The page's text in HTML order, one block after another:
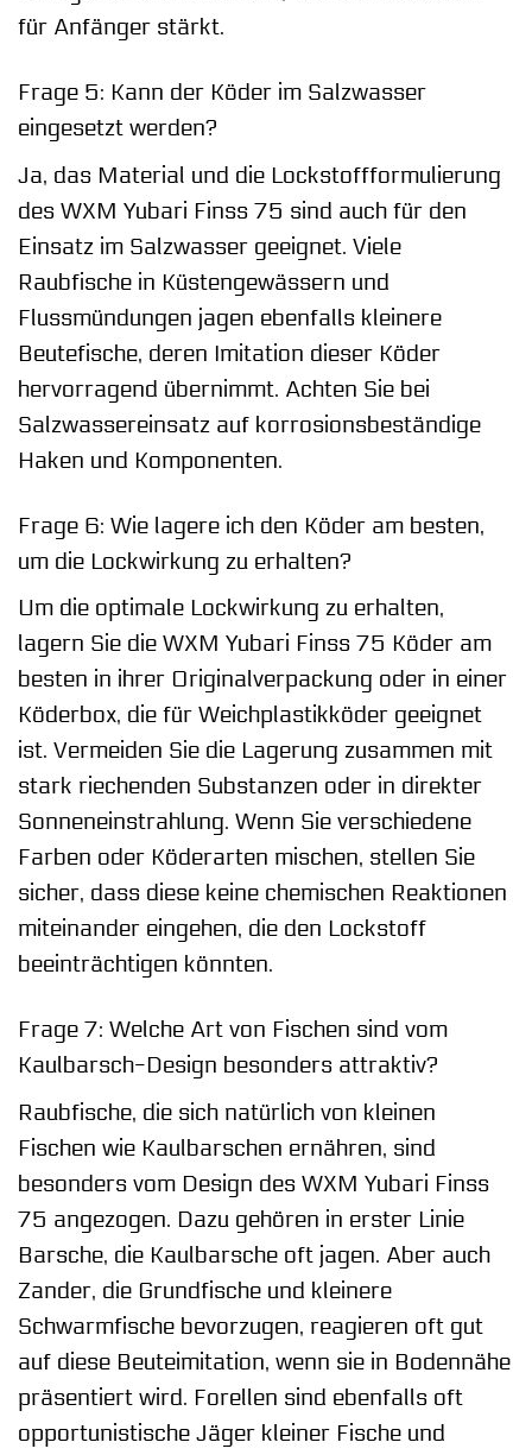
für Anfänger stärkt.
Frage 5: Kann der Köder im Salzwasser
eingesetzt werden?
Ja, das Material und die Lockstoffformulierung
des WXM Yubari Finss 75 sind auch für den
Einsatz im Salzwasser geeignet. Viele
Raubfische in Küstengewässern und
Flussmündungen jagen ebenfalls kleinere
Beutefische, deren Imitation dieser Köder
hervorragend übernimmt. Achten Sie bei
Salzwassereinsatz auf korrosionsbeständige
Haken und Komponenten.
Frage 6: Wie lagere ich den Köder am besten,
um die Lockwirkung zu erhalten?
Um die optimale Lockwirkung zu erhalten,
lagern Sie die WXM Yubari Finss 75 Köder am
besten in ihrer Originalverpackung oder in einer
Köderbox, die für Weichplastikköder geeignet
ist. Vermeiden Sie die Lagerung zusammen mit
stark riechenden Substanzen oder in direkter
Sonneneinstrahlung. Wenn Sie verschiedene
Farben oder Köderarten mischen, stellen Sie
sicher, dass diese keine chemischen Reaktionen
miteinander eingehen, die den Lockstoff
beeinträchtigen könnten.
Frage 7: Welche Art von Fischen sind vom
Kaulbarsch-Design besonders attraktiv?
Raubfische, die sich natürlich von kleinen
Fischen wie Kaulbarschen ernähren, sind
besonders vom Design des WXM Yubari Finss
75 angezogen. Dazu gehören in erster Linie
Barsche, die Kaulbarsche oft jagen. Aber auch
Zander, die Grundfische und kleinere
Schwarmfische bevorzugen, reagieren oft gut
auf diese Beuteimitation, wenn sie in Bodennähe
präsentiert wird. Forellen sind ebenfalls oft
opportunistische Jäger kleiner Fische und